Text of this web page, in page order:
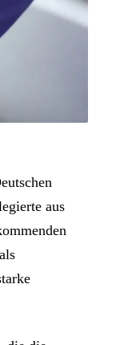
aus